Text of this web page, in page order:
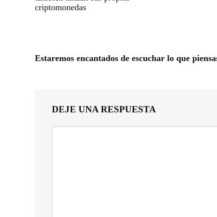
criptomonedas
Estaremos encantados de escuchar lo que
DEJE UNA RESPUESTA